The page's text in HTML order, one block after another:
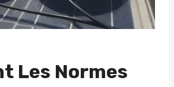
Les Normes